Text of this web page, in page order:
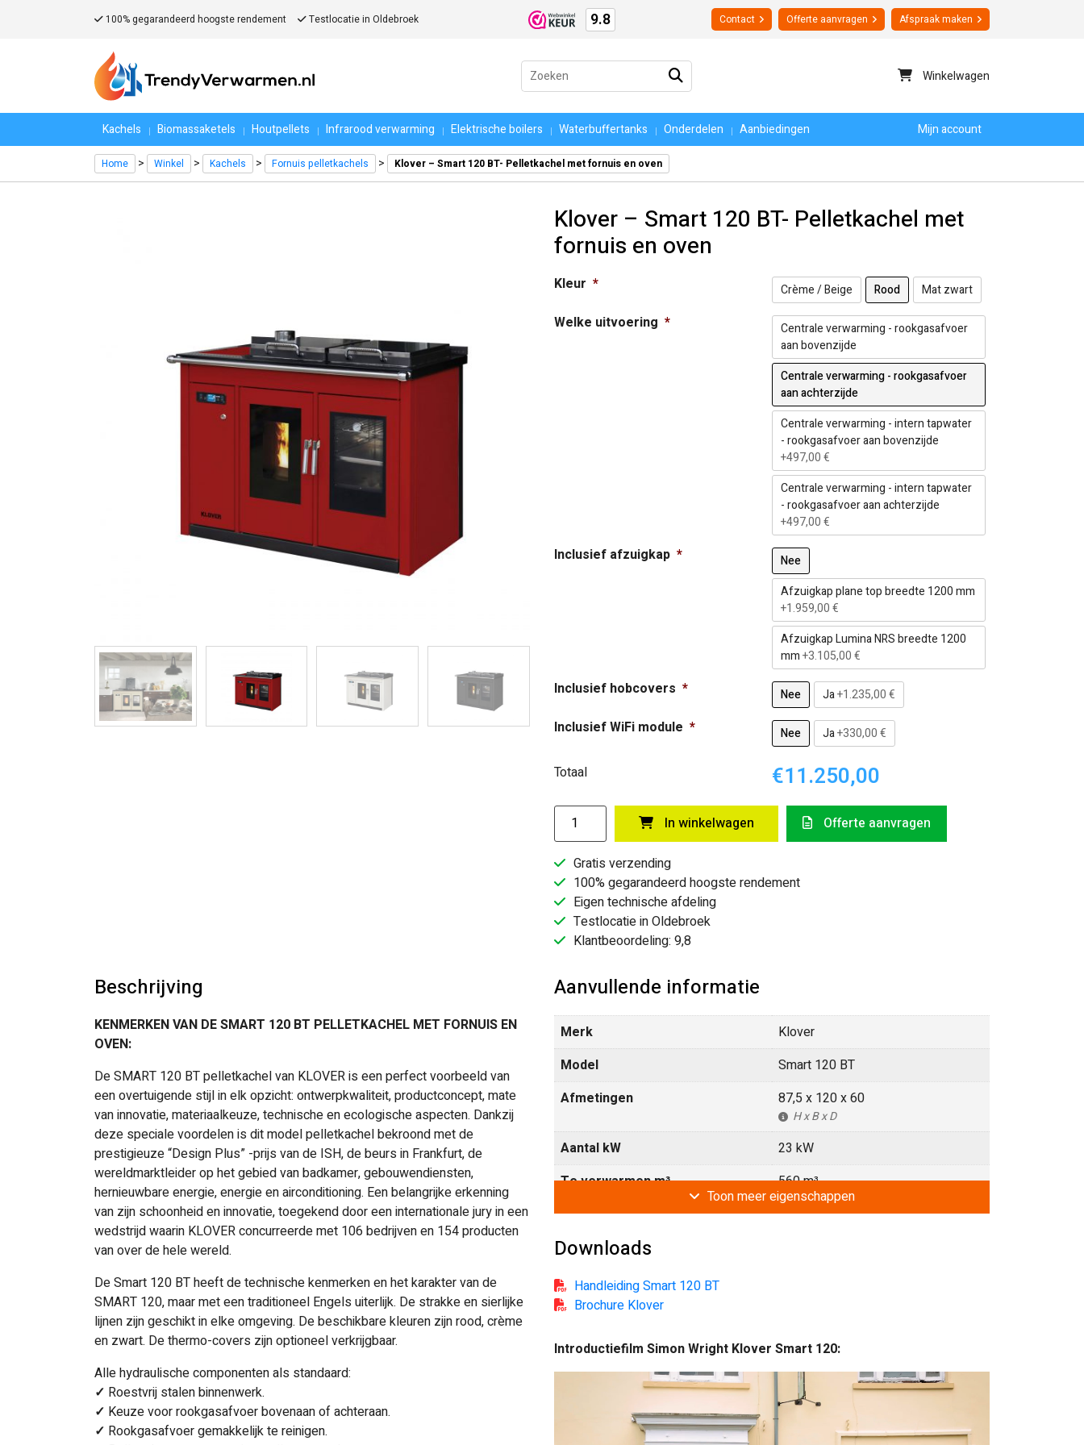
100% gegarandeerd hoogste rendement Testlocatie in Oldebroek 9.8 Contact Offerte aanvragen Afspraak maken
Zoeken
naar:
Winkelwagen
Kachels Biomassaketels Houtpellets Infrarood verwarming Elektrische boilers Waterbuffertanks Onderdelen Aanbiedingen Mijn account
Home > Winkel > Kachels > Fornuis pelletkachels > Klover – Smart 120 BT- Pelletkachel met fornuis en oven
Klover – Smart 120 BT- Pelletkachel met
fornuis en oven
Kleur * Crème / Beige Rood Mat zwart
Welke uitvoering *
Centrale verwarming - rookgasafvoer
aan bovenzijde
Centrale verwarming - rookgasafvoer
aan achterzijde
Centrale verwarming - intern tapwater
- rookgasafvoer aan bovenzijde
+497,00 €
Centrale verwarming - intern tapwater
- rookgasafvoer aan achterzijde
+497,00 €
Inclusief afzuigkap *
Nee
Afzuigkap plane top breedte 1200 mm
+1.959,00 €
Afzuigkap Lumina NRS breedte 1200
mm+3.105,00 €
Inclusief hobcovers * Nee Ja+1.235,00 €
Inclusief WiFi module * Nee Ja+330,00 €
Totaal €11.250,00
Klover
Smart
120
BT-
Pelletkachel
met
fornuis
oven
In winkelwagen Offerte aanvragen
Gratis verzending
100% gegarandeerd hoogste rendement
Eigen technische afdeling
Testlocatie in Oldebroek
Klantbeoordeling: 9,8
Beschrijving
KENMERKEN VAN DE SMART 120 BT PELLETKACHEL MET FORNUIS EN
OVEN:
De SMART 120 BT pelletkachel van KLOVER is een perfect voorbeeld van
een overtuigende stijl in elk opzicht: ontwerpkwaliteit, productconcept, mate
van innovatie, materiaalkeuze, technische en ecologische aspecten. Dankzij
deze speciale voordelen is dit model pelletkachel bekroond met de
prestigieuze “Design Plus” -prijs van de ISH, de beurs in Frankfurt, de
wereldmarktleider op het gebied van badkamer, gebouwendiensten,
hernieuwbare energie, energie en airconditioning. Een belangrijke erkenning
van zijn schoonheid en innovatie, toegekend door een internationale jury in een
wedstrijd waarin KLOVER concurreerde met 106 bedrijven en 154 producten
van over de hele wereld.
De Smart 120 BT heeft de technische kenmerken en het karakter van de
SMART 120, maar met een traditioneel Engels uiterlijk. De strakke en sierlijke
lijnen zijn geschikt in elke omgeving. De beschikbare kleuren zijn rood, crème
en zwart. De thermo-covers zijn optioneel verkrijgbaar.
Alle hydraulische componenten als standaard:
✓ Roestvrij stalen binnenwerk.
✓ Keuze voor rookgasafvoer bovenaan of achteraan.
✓ Rookgasafvoer gemakkelijk te reinigen.
Aanvullende informatie
Merk
Klover
Model
Smart 120 BT
Afmetingen
87,5 x 120 x 60
H x B x D
Aantal kW
23 kW
Te verwarmen m³
560 m³
(max) bij goede isolatie
Diameter rookgasafvoer
mm
Koudwateraansluiting
3/4"
Warmwateraansluiting
Toonmeereigenschappen
Downloads
Handleiding Smart 120 BT
Brochure Klover
Introductiefilm Simon Wright Klover Smart 120: